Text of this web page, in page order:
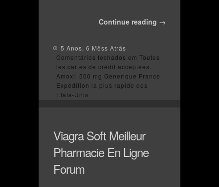
Continue reading →
5 Anos, 6 Mêss Atrás
Comentários fechados em Toutes
les cartes de crédit acceptées.
Amoxil 500 mg Generique France.
Expédition la plus rapide des
Etats-Unis
Viagra Soft Meilleur
Pharmacie En Ligne
Forum